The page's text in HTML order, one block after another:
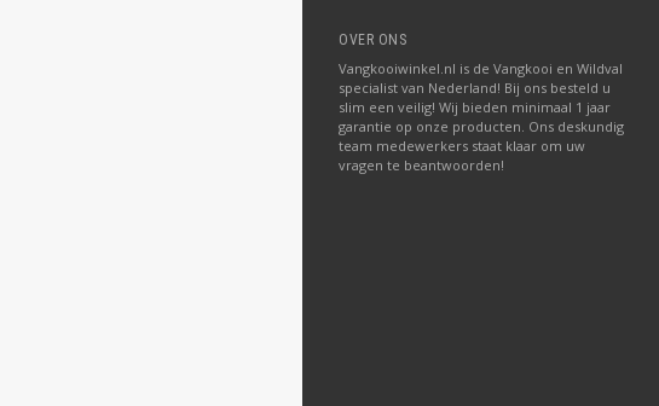
OVER ONS
Vangkooiwinkel.nl is de Vangkooi en Wildval
specialist van Nederland! Bij ons besteld u
slim een veilig! Wij bieden minimaal 1 jaar
garantie op onze producten. Ons deskundig
team medewerkers staat klaar om uw
vragen te beantwoorden!